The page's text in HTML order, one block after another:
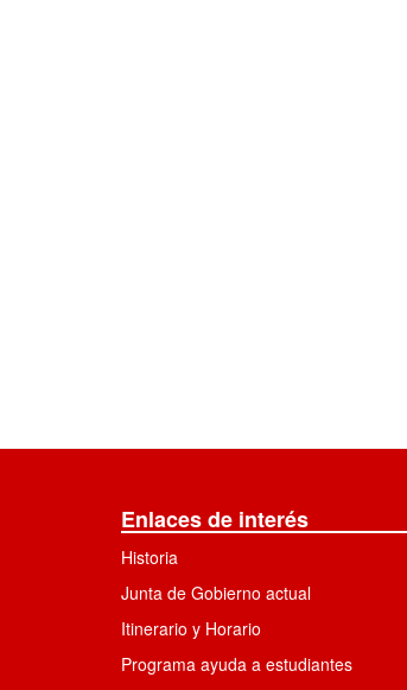
Enlaces de interés
Historia
Junta de Gobierno actual
Itinerario y Horario
Programa ayuda a estudiantes